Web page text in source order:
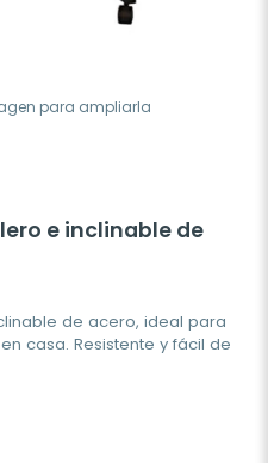
para ampliarla
e inclinable de
de acero, ideal para
casa. Resistente y fácil de